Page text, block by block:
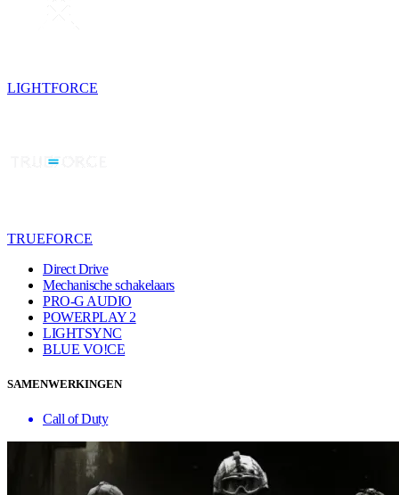
LIGHTFORCE
TRUEFORCE
Direct Drive
Mechanische schakelaars
PRO-G AUDIO
POWERPLAY 2
LIGHTSYNC
BLUE VO!CE
SAMENWERKINGEN
Call of Duty